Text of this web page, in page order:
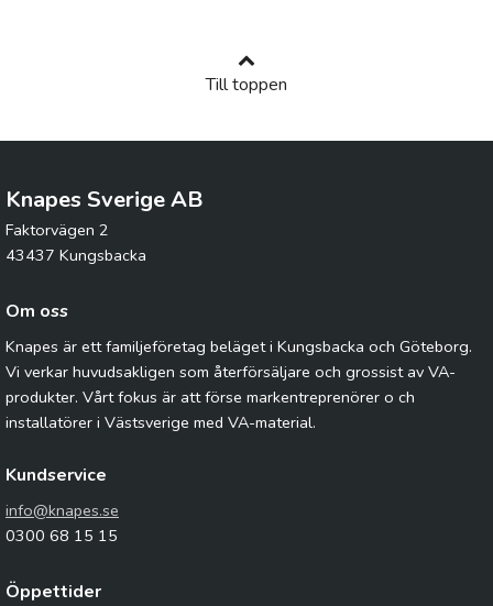
Till toppen
Knapes Sverige AB
Faktorvägen 2
43437 Kungsbacka
Om oss
Knapes är ett familjeföretag beläget i Kungsbacka och Göteborg.
Vi verkar huvudsakligen som återförsäljare och grossist av VA-
produkter. Vårt fokus är att förse markentreprenörer o ch
installatörer i Västsverige med VA-material.
Kundservice
info@knapes.se
0300 68 15 15
Öppettider